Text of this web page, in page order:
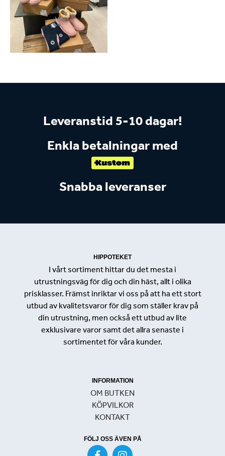
Leveranstid 5-10 dagar!
Enkla betalningar med
Snabba leveranser
HIPPOTEKET
I vårt sortiment hittar du det mesta i
utrustningsväg för dig och din häst, allt i olika
prisklasser. Främst inriktar vi oss på att ha ett stort
utbud av kvalitetsvaror för dig som ställer krav på
din utrustning, men också ett utbud av lite
exklusivare varor samt det allra senaste i
sortimentet för våra kunder.
INFORMATION
OM BUTKEN
KÖPVILKOR
KONTAKT
FÖLJ OSS ÄVEN PÅ